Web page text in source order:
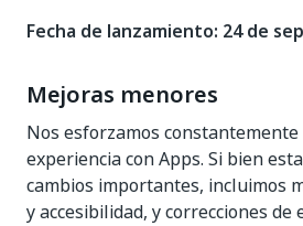
Fecha de lanzamiento: 24 de
Mejoras menores
Nos esforzamos
experiencia con Apps. Si bien
cambios importantes, incluimos
y accesibilidad, y correcciones de